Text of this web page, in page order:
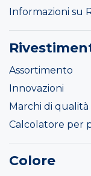
Informazioni su
Assortimento
Innovazioni
Marchi di qualità
Calcolatore per
Colore